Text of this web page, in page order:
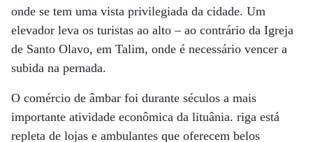
onde se tem uma vista privilegiada da cidade. Um
elevador leva os turistas ao alto – ao contrário da Igreja
de Santo Olavo, em Talim, onde é necessário vencer a
subida na pernada.
O comércio de âmbar foi durante séculos a mais
importante atividade econômica da lituânia. riga está
repleta de lojas e ambulantes que oferecem belos